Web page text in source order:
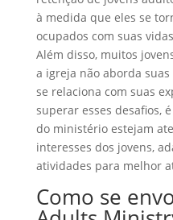
à medida que eles se
ocupados com suas
Além disso, muitos
a igreja não aborda
se relaciona com suas
superar esses desafios,
do ministério estejam
interesses dos jovens,
atividades para melhor
Como se